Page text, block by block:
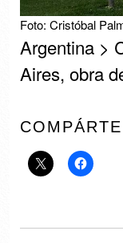
Foto: Cristóbal
Argentina >
Aires, obra